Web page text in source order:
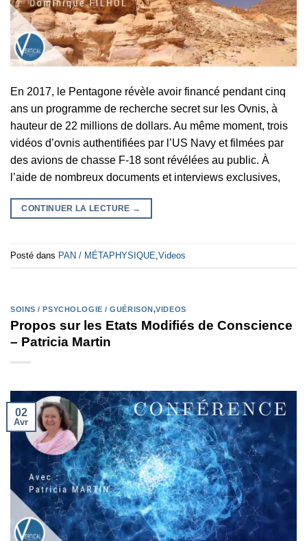
En 2017, le Pentagone révèle avoir financé pendant cinq
ans un programme de recherche secret sur les Ovnis, à
hauteur de 22 millions de dollars. Au même moment, trois
vidéos d’ovnis authentifiées par l’US Navy et filmées par
des avions de chasse F-18 sont révélées au public. À
l’aide de nombreux documents et interviews exclusives,
CONTINUER LA LECTURE →
Posté dans PAN / MÉTAPHYSIQUE Videos
SOINS / PSYCHOLOGIE / GUÉRISON ,VIDEOS
Propos sur les Etats Modifiés de Conscience
– Patricia Martin
02
Avr